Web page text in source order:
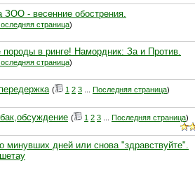
ЗОО - весенние обострения.
страница)
породы в ринге! Намордник: За и Против.
страница)
( 1 2 3 Последняя страница)
( 1 2 3 Последняя страница)
минувших дней или снова "здравствуйте".